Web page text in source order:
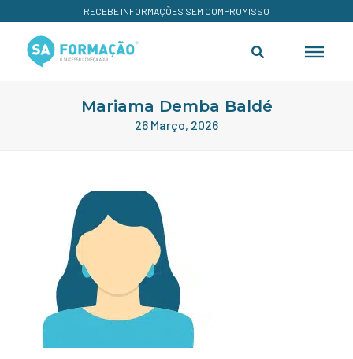
RECEBE INFORMAÇÕES SEM COMPROMISSO
Mariama Demba Baldé
26 Março, 2026